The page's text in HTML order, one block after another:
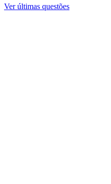
Ver últimas questões